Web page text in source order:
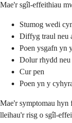
Mae'r sgîl-effeithiau
Stumog wedi
Diffyg traul neu
Poen ysgafn yn
Dolur rhydd
Cur pen
Poen yn y
Mae'r symptomau
lleihau'r risg o sgîl-